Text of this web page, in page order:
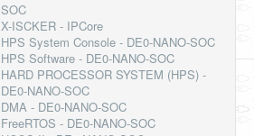
SOC
X-ISCKER - IPCore
HPS System Console - DE0-NANO-SOC
HPS Software - DE0-NANO-SOC
HARD PROCESSOR SYSTEM (HPS) -
DE0-NANO-SOC
DMA - DE0-NANO-SOC
FreeRTOS - DE0-NANO-SOC